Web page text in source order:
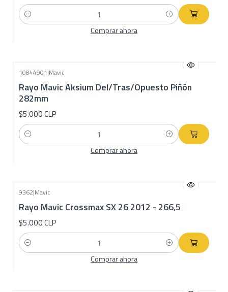
Cantidad
Comprar ahora
10844901|Mavic
Rayo Mavic Aksium Del/Tras/Opuesto Piñón
282mm
$5.000 CLP
Cantidad
Comprar ahora
9362|Mavic
Rayo Mavic Crossmax SX 26 2012 - 266,5
$5.000 CLP
Cantidad
Comprar ahora